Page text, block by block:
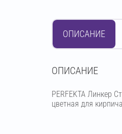
ОПИСАНИЕ
OПИСАНИЕ
PERFEKTA Линкер
цветная для